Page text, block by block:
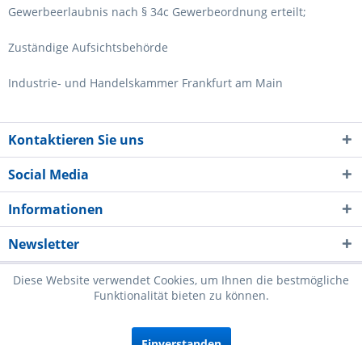
Gewerbeerlaubnis nach § 34c Gewerbeordnung erteilt;
Zuständige Aufsichtsbehörde
Industrie- und Handelskammer Frankfurt am Main
Kontaktieren Sie uns
Social Media
Informationen
Newsletter
Diese Website verwendet Cookies, um Ihnen die bestmögliche
Funktionalität bieten zu können.